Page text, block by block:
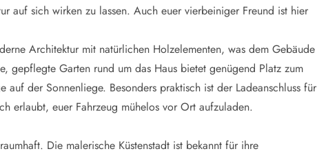
auf sich wirken zu lassen. Auch euer vierbeiniger Freund ist hier
Architektur mit natürlichen Holzelementen, was dem Gebäude
gepflegte Garten rund um das Haus bietet genügend Platz zum
der Sonnenliege. Besonders praktisch ist der Ladeanschluss für
erlaubt, euer Fahrzeug mühelos vor Ort aufzuladen.
Die malerische Küstenstadt ist bekannt für ihre